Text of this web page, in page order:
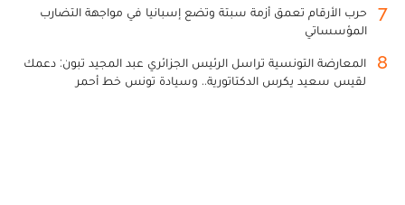
7
حرب الأرقام تعمق أزمة سبتة وتضع إسبانيا في مواجهة التضارب
المؤسساتي
8
المعارضة التونسية تراسل الرئيس الجزائري عبد المجيد تبون: دعمك
لقيس سعيد يكرس الدكتاتورية.. وسيادة تونس خط أحمر